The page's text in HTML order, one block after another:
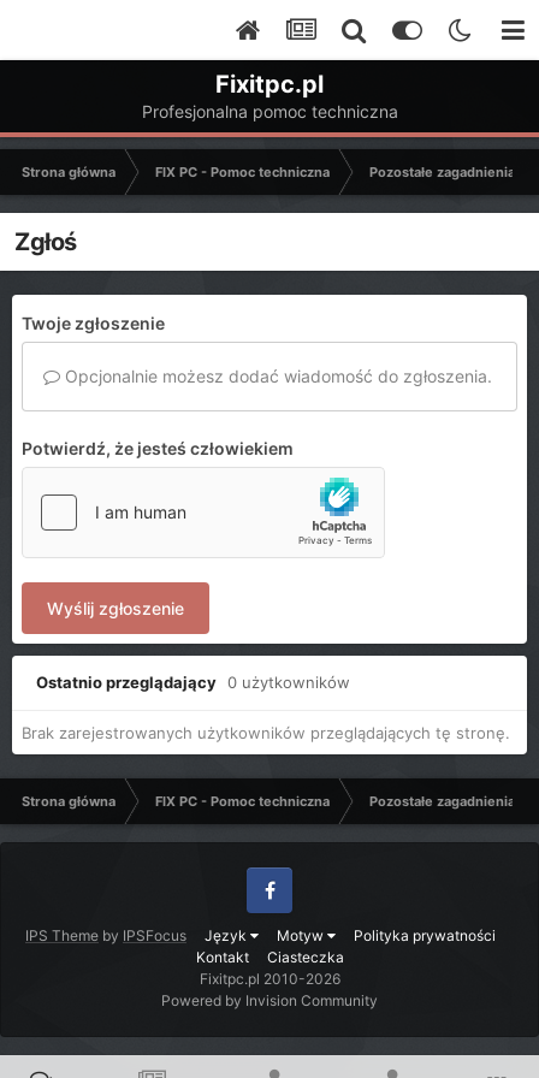
Fixitpc.pl
Profesjonalna pomoc techniczna
Strona główna FIX PC - Pomoc techniczna Pozostałe zagadnienia
Zgłoś
Twoje zgłoszenie
Opcjonalnie możesz dodać wiadomość do zgłoszenia.
Potwierdź, że jesteś człowiekiem
Wyślij zgłoszenie
Ostatnio przeglądający 0 użytkowników
Brak zarejestrowanych użytkowników przeglądających tę stronę.
Strona główna FIX PC - Pomoc techniczna Pozostałe zagadnienia
IPS Theme by IPSFocus Język Motyw
Polityka prywatności
Kontakt
Ciasteczka
Facebook
Fixitpc.pl 2010-2026
Powered by Invision Community